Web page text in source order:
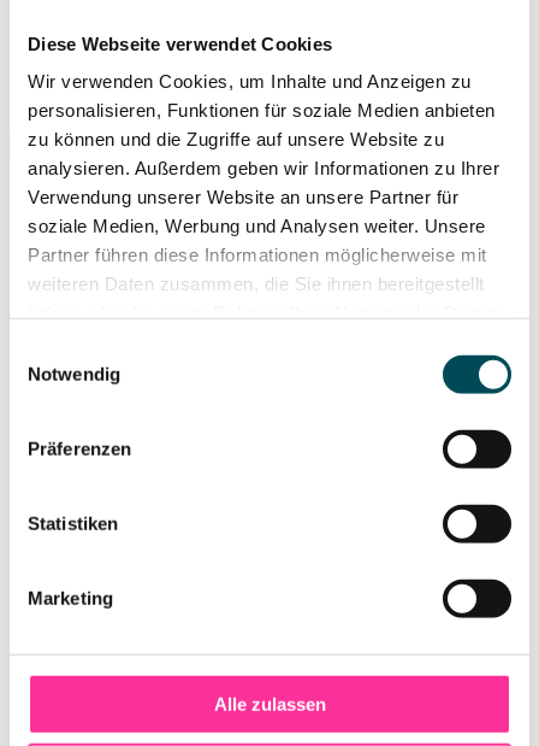
Diese Webseite verwendet Cookies
Wir verwenden Cookies, um Inhalte und Anzeigen zu
personalisieren, Funktionen für soziale Medien anbieten
zu können und die Zugriffe auf unsere Website zu
analysieren. Außerdem geben wir Informationen zu Ihrer
Verwendung unserer Website an unsere Partner für
soziale Medien, Werbung und Analysen weiter. Unsere
Partner führen diese Informationen möglicherweise mit
weiteren Daten zusammen, die Sie ihnen bereitgestellt
Sie in unserer
Notwendig
Präferenzen
Statistiken
Marketing
Alle zulassen
Suche ...